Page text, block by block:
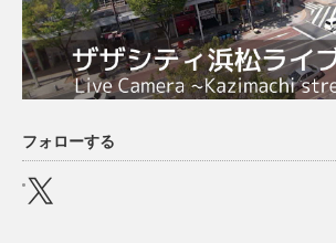
フォローする
X